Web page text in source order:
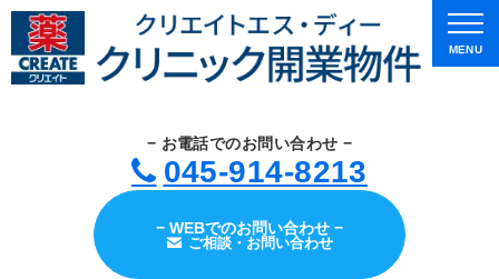
− お電話でのお問い合わせ −
045-914-8213
− WEBでのお問い合わせ −
ご相談・お問い合わせ
MENU